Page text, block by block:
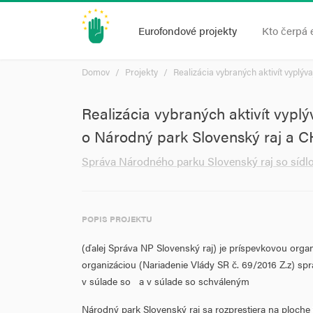
Eurofondové projekty Kto čerpá
Domov Projekty Realizácia vybraných aktivít
Realizácia vybraných aktivít
o Národný park Slovenský raj a
Správa Národného parku Slovenský raj so
POPIS PROJEKTU
(ďalej Správa NP Slovenský raj) je príspevkovou
organizáciou (Nariadenie Vlády SR č. 69/2016 Z.z)
v súlade so a v súlade so schváleným
Národný park Slovenský raj sa rozprestiera na